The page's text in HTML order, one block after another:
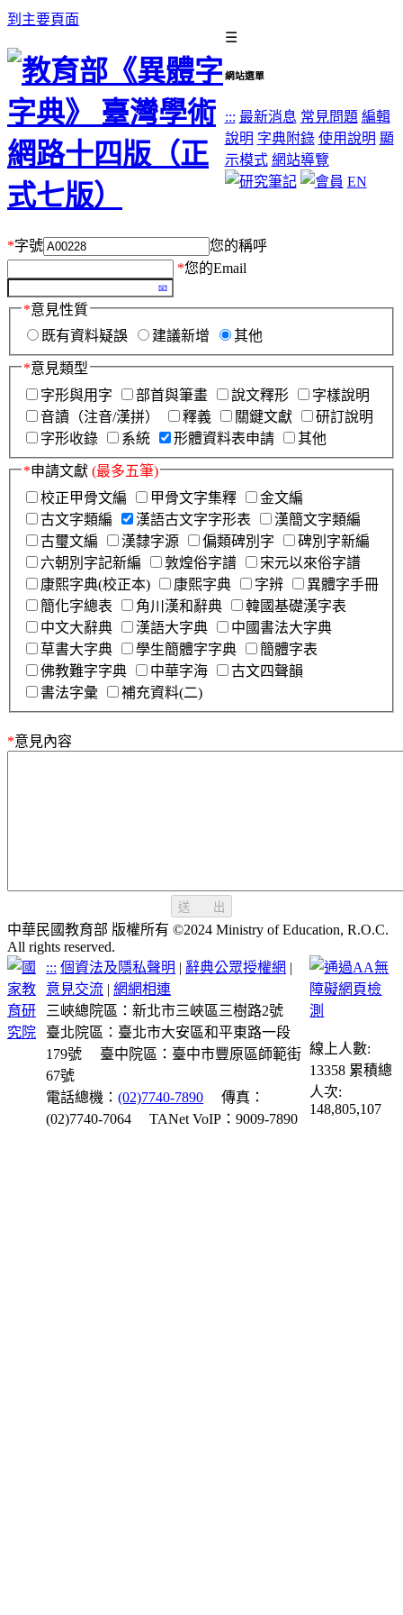
到主要頁面
☰
網站選單
::: 最新消息 常見問題 編輯
說明 字典附錄 使用說明 顯
示模式 網站導覽
EN
*字號
您的稱呼
*您的Email
*意見性質
既有資料疑誤
建議新增 其他
*意見類型
字形與用字
部首與筆畫 說文釋形
字樣說明
音讀（注音/漢拼）
釋義 關鍵文獻
研訂說明
字形收錄
系統 形體資料表申請 其他
*申請文獻 (最多五筆)
校正甲骨文編
甲骨文字集釋
金文編
古文字類編
漢語古文字字形表
漢簡文字類編
古璽文編
漢隸字源 偏類碑別字
碑別字新編
六朝別字記新編
敦煌俗字譜
宋元以來俗字譜
康熙字典(校正本)
康熙字典 字辨
異體字手冊
簡化字總表
角川漢和辭典
韓國基礎漢字表
中文大辭典
漢語大字典
中國書法大字典
草書大字典
學生簡體字字典
簡體字表
佛教難字字典
中華字海
古文四聲韻
書法字彙
補充資料(二)
*意見內容
送 出
中華民國教育部 版權所有 ©2024 Ministry of Education, R.O.C.
All rights reserved.
::: 個資法及隱私聲明 | 辭典公眾授權網 |
意見交流 |網網相連
三峽總院區：新北市三峽區三樹路2號
臺北院區：臺北市大安區和平東路一段
179號
臺中院區：臺中市豐原區師範街
67號
電話總機：(02)7740-7890
傳真：
(02)7740-7064
TANet VoIP：9009-7890
線上人數:
13358 累積總
人次:
148,805,107